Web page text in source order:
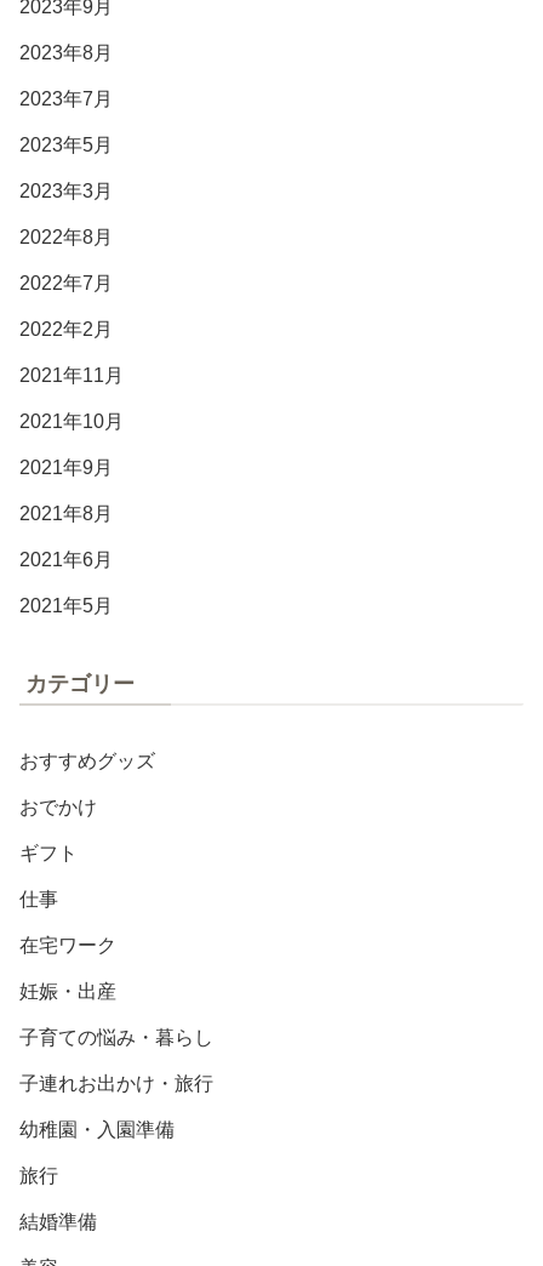
2023年9月
2023年8月
2023年7月
2023年5月
2023年3月
2022年8月
2022年7月
2022年2月
2021年11月
2021年10月
2021年9月
2021年8月
2021年6月
2021年5月
カテゴリー
おすすめグッズ
おでかけ
ギフト
仕事
在宅ワーク
妊娠・出産
子育ての悩み・暮らし
子連れお出かけ・旅行
幼稚園・入園準備
旅行
結婚準備